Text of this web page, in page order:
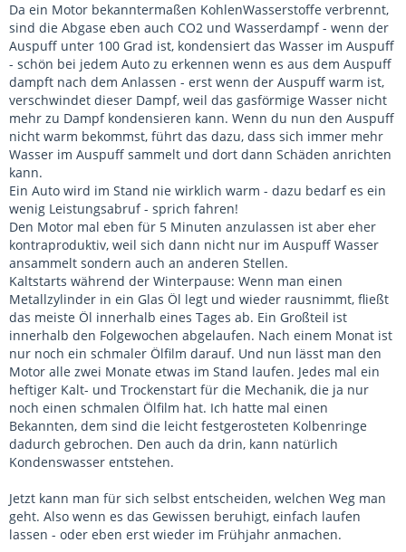
Da ein Motor bekanntermaßen KohlenWasserstoffe verbrennt,
sind die Abgase eben auch CO2 und Wasserdampf - wenn der
Auspuff unter 100 Grad ist, kondensiert das Wasser im Auspuff
- schön bei jedem Auto zu erkennen wenn es aus dem Auspuff
dampft nach dem Anlassen - erst wenn der Auspuff warm ist,
verschwindet dieser Dampf, weil das gasförmige Wasser nicht
mehr zu Dampf kondensieren kann. Wenn du nun den Auspuff
nicht warm bekommst, führt das dazu, dass sich immer mehr
Wasser im Auspuff sammelt und dort dann Schäden anrichten
kann.
Ein Auto wird im Stand nie wirklich warm - dazu bedarf es ein
wenig Leistungsabruf - sprich fahren!
Den Motor mal eben für 5 Minuten anzulassen ist aber eher
kontraproduktiv, weil sich dann nicht nur im Auspuff Wasser
ansammelt sondern auch an anderen Stellen.
Kaltstarts während der Winterpause: Wenn man einen
Metallzylinder in ein Glas Öl legt und wieder rausnimmt, fließt
das meiste Öl innerhalb eines Tages ab. Ein Großteil ist
innerhalb den Folgewochen abgelaufen. Nach einem Monat ist
nur noch ein schmaler Ölfilm darauf. Und nun lässt man den
Motor alle zwei Monate etwas im Stand laufen. Jedes mal ein
heftiger Kalt- und Trockenstart für die Mechanik, die ja nur
noch einen schmalen Ölfilm hat. Ich hatte mal einen
Bekannten, dem sind die leicht festgerosteten Kolbenringe
dadurch gebrochen. Den auch da drin, kann natürlich
Kondenswasser entstehen.
Jetzt kann man für sich selbst entscheiden, welchen Weg man
geht. Also wenn es das Gewissen beruhigt, einfach laufen
lassen - oder eben erst wieder im Frühjahr anmachen.